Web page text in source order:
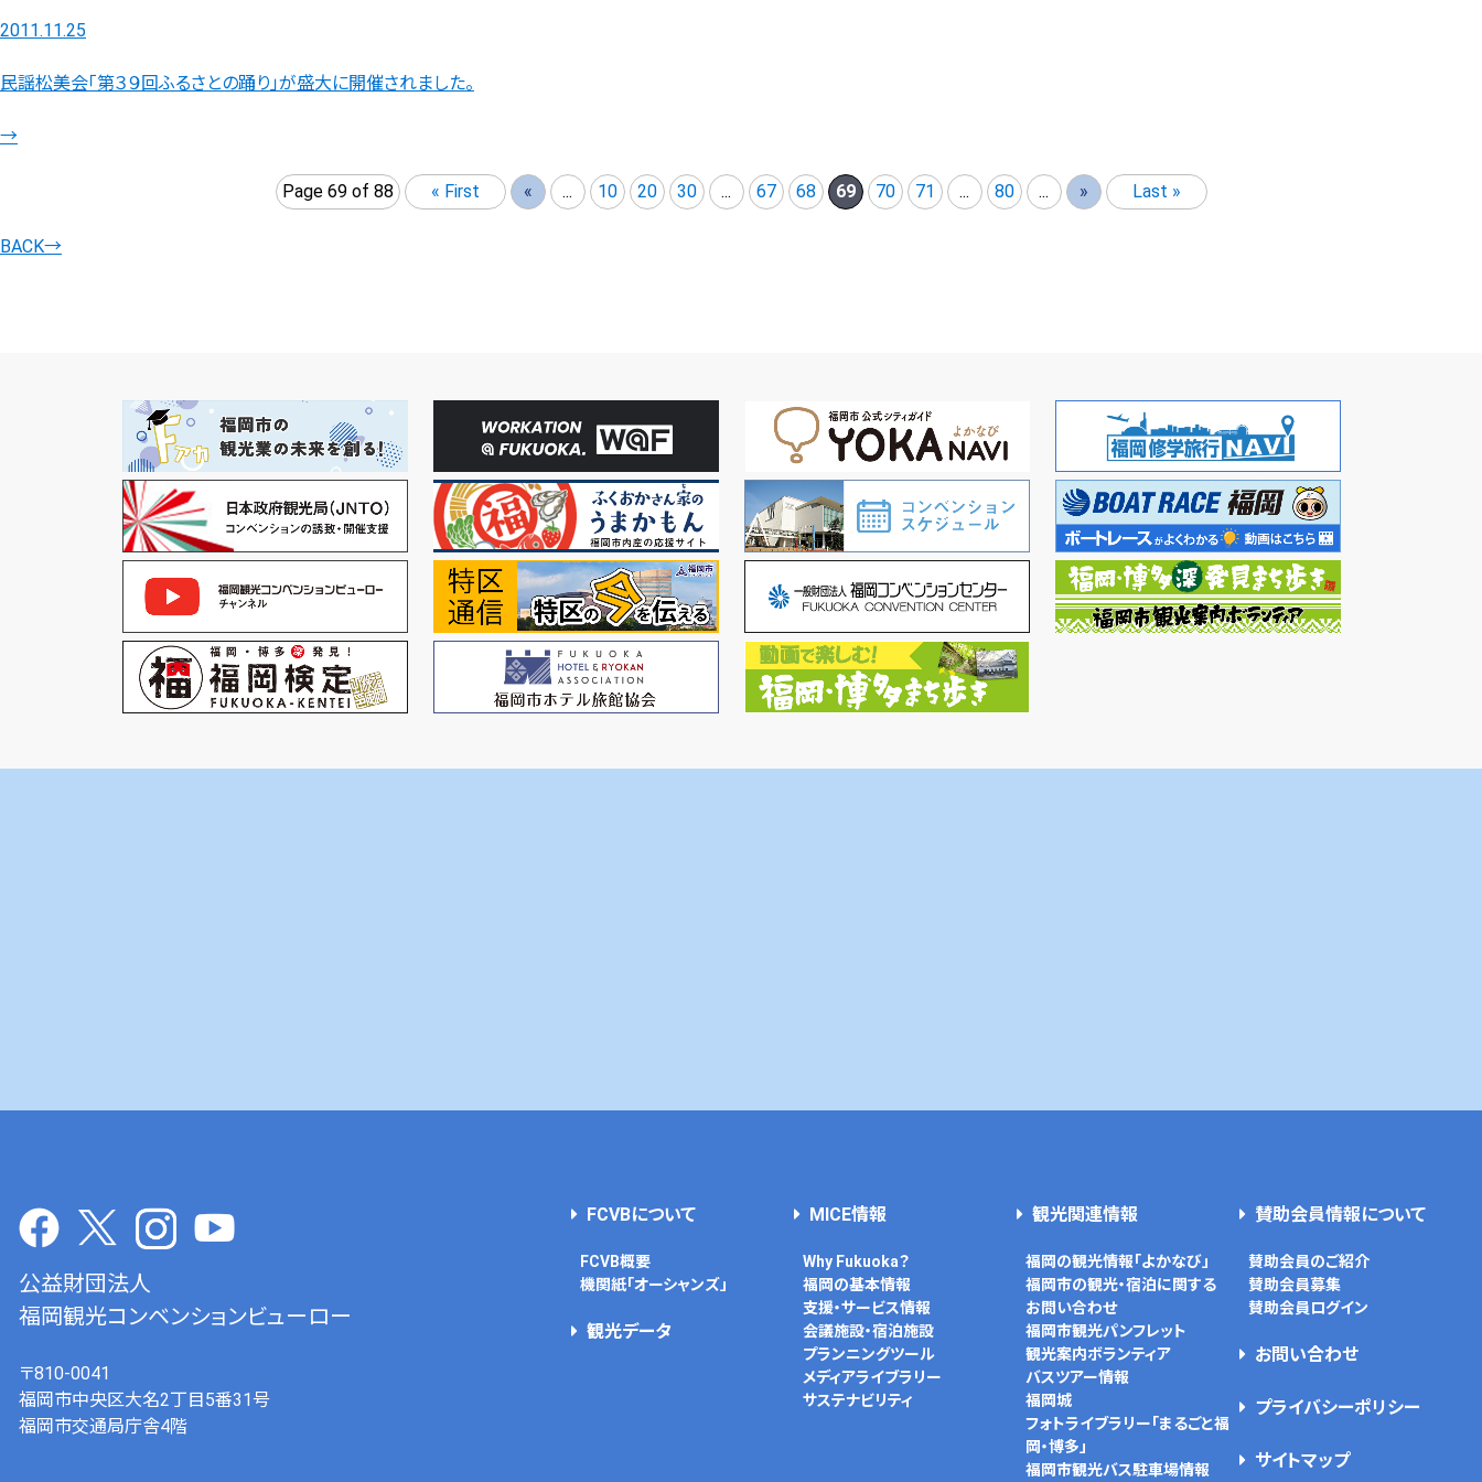
2011.11.25
民謡松美会「第３９回ふるさとの踊り」が盛大に開催されました。
→
Page 69 of 88 « First « ... 10 20 30 ... 67 68 69 70 71 ... 80 ... » Last »
BACK→
公益財団法人
福岡観光コンベンションビューロー
〒810-0041
福岡市中央区大名2丁目5番31号
福岡市交通局庁舎4階
FCVBについて
FCVB概要
機関紙「オーシャンズ」
観光データ
MICE情報
Why Fukuoka？
福岡の基本情報
支援・サービス情報
会議施設・宿泊施設
プランニングツール
メディアライブラリー
サステナビリティ
観光関連情報
福岡の観光情報「よかなび」
福岡市の観光・宿泊に関する
お問い合わせ
福岡市観光パンフレット
観光案内ボランティア
バスツアー情報
福岡城
フォトライブラリー「まるごと福
岡・博多」
福岡市観光バス駐車場情報
賛助会員情報について
賛助会員のご紹介
賛助会員募集
賛助会員ログイン
お問い合わせ
プライバシーポリシー
サイトマップ